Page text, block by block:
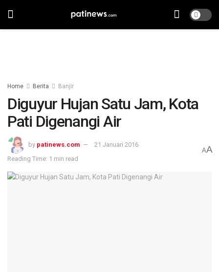
Home Berita Banjir
Diguyur Hujan Satu Jam, Kota
Pati Digenangi Air
by patinews.com
21 Januari 2016
Reading Time: 1 min read
AA